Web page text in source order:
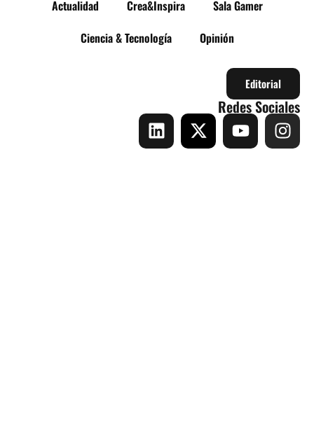
Actualidad
Crea&Inspira
Sala Gamer
Ciencia & Tecnología
Opinión
Editorial
Redes Sociales